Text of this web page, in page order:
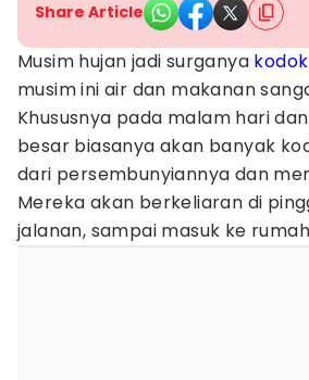
Share Article
Musim hujan jadi surganya kodok
musim ini air dan makanan
Khususnya pada malam hari
besar biasanya akan banyak
dari persembunyiannya dan
Mereka akan berkeliaran di
jalanan, sampai masuk ke